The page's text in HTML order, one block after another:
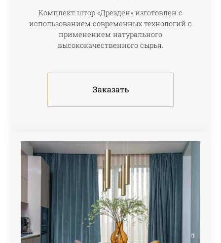
Комплект штор «Дрезден» изготовлен с
использованием современных технологий с
применением натурального
высококачественного сырья.
Заказать